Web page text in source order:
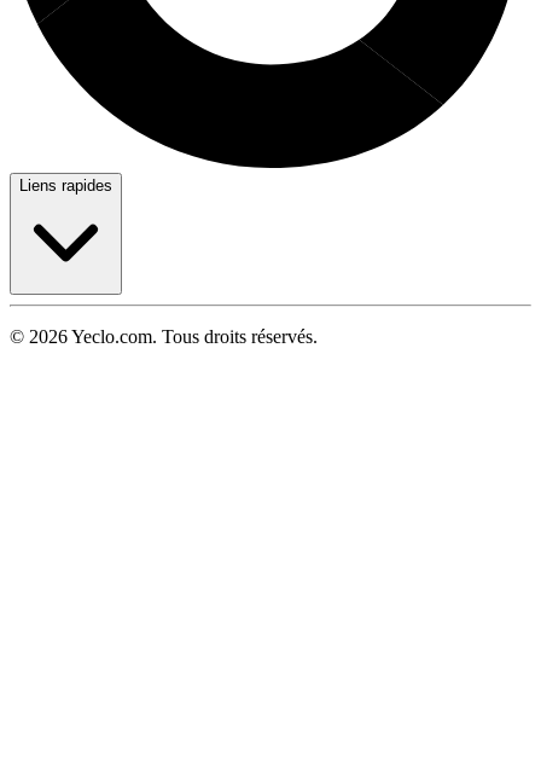
Liens rapides
© 2026 Yeclo.com. Tous droits réservés.